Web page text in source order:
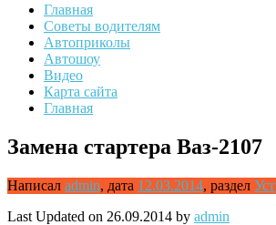
Главная
Советы водителям
Автоприколы
Автошоу
Видео
Карта сайта
Главная
Замена стартера Ваз-2107
Написал admin, дата 12.03.2014, раздел
Last Updated on 26.09.2014 by admin